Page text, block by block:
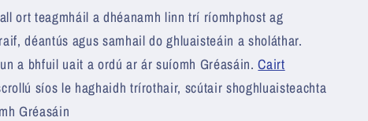
ort teagmháil a dhéanamh linn trí ríomhphost ag
déantús agus samhail do ghluaisteáin a sholáthar.
a bhfuil uait a ordú ar ár suíomh Gréasáin.Cairt
síos le haghaidh trírothair, scútair shoghluaisteachta
Gréasáin